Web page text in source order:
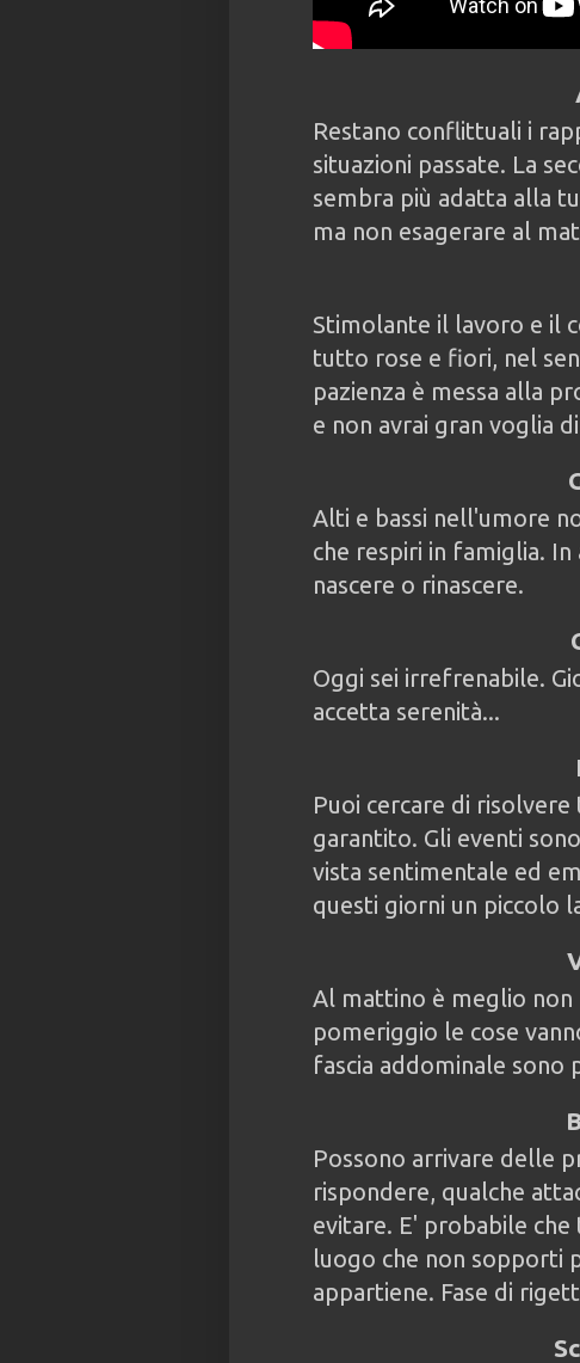
Restano conflittuali i
situazioni passate. La
sembra più adatta alla
ma non esagerare al
Stimolante il lavoro e il
tutto rose e fiori, nel
pazienza è messa alla
e non avrai gran voglia
Alti e bassi nell'umore
che respiri in famiglia.
nascere o rinascere.
Oggi sei irrefrenabile.
accetta serenità...
Puoi cercare di
garantito. Gli eventi
vista sentimentale ed
questi giorni un piccolo
Al mattino è meglio
pomeriggio le cose
fascia addominale sono
Possono arrivare delle
rispondere, qualche
evitare. E' probabile
luogo che non sopporti
appartiene. Fase di